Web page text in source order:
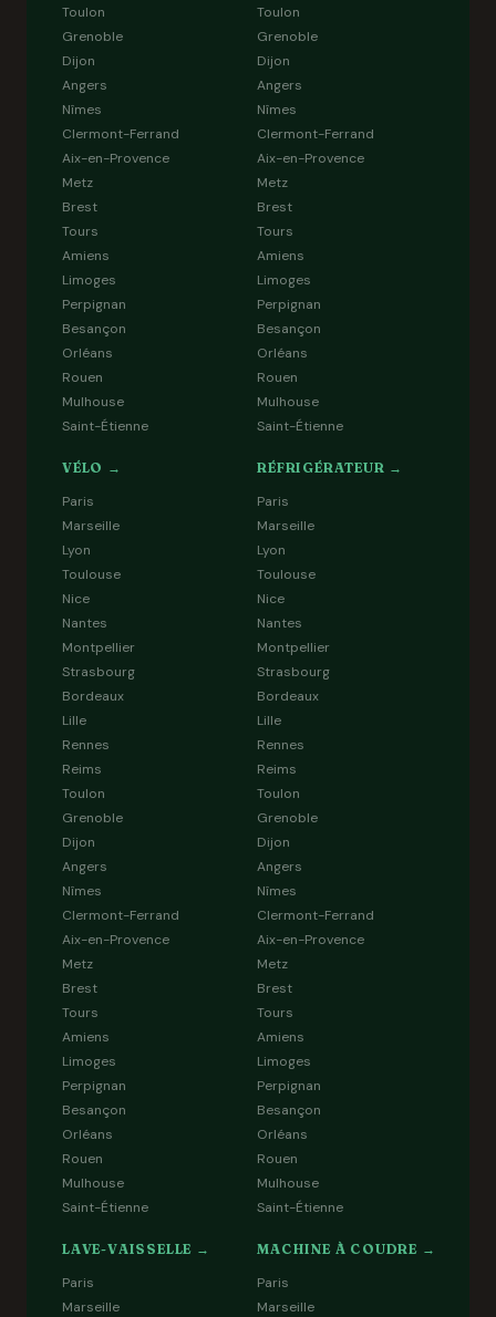
Toulon
Grenoble
Dijon
Angers
Nîmes
Clermont-Ferrand
Aix-en-Provence
Metz
Brest
Tours
Amiens
Limoges
Perpignan
Besançon
Orléans
Rouen
Mulhouse
Saint-Étienne
Toulon
Grenoble
Dijon
Angers
Nîmes
Clermont-Ferrand
Aix-en-Provence
Metz
Brest
Tours
Amiens
Limoges
Perpignan
Besançon
Orléans
Rouen
Mulhouse
Saint-Étienne
VÉLO →
Paris
Marseille
Lyon
Toulouse
Nice
Nantes
Montpellier
Strasbourg
Bordeaux
Lille
Rennes
Reims
Toulon
Grenoble
Dijon
Angers
Nîmes
Clermont-Ferrand
Aix-en-Provence
Metz
Brest
Tours
Amiens
Limoges
Perpignan
Besançon
Orléans
Rouen
Mulhouse
Saint-Étienne
RÉFRIGÉRATEUR →
Paris
Marseille
Lyon
Toulouse
Nice
Nantes
Montpellier
Strasbourg
Bordeaux
Lille
Rennes
Reims
Toulon
Grenoble
Dijon
Angers
Nîmes
Clermont-Ferrand
Aix-en-Provence
Metz
Brest
Tours
Amiens
Limoges
Perpignan
Besançon
Orléans
Rouen
Mulhouse
Saint-Étienne
LAVE-VAISSELLE →
Paris
Marseille
MACHINE À COUDRE →
Paris
Marseille